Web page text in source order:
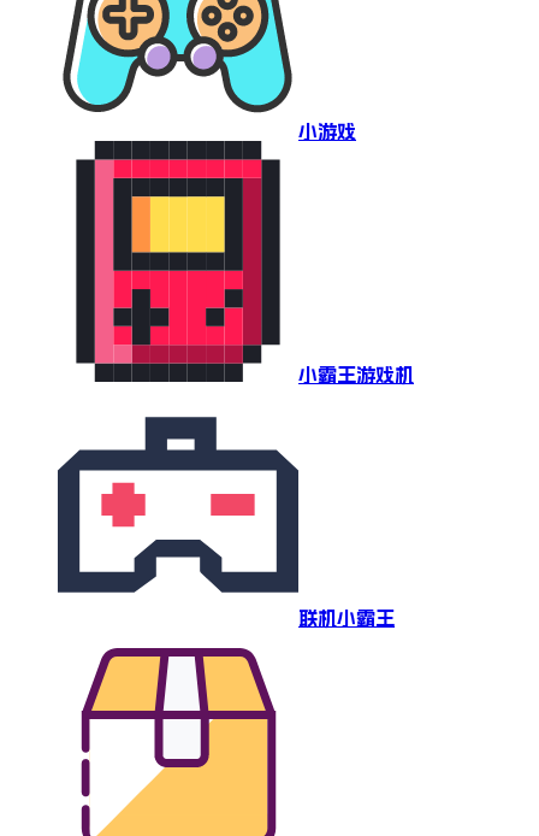
小游戏
小霸王游戏机
联机小霸王